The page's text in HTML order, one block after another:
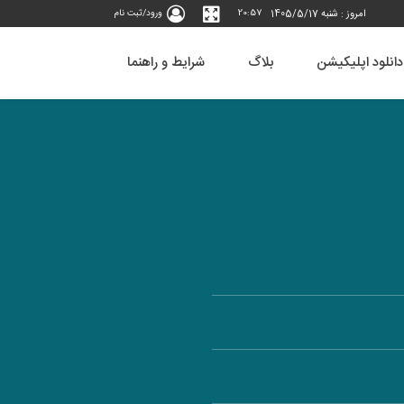
امروز : شنبه 1405/5/17 20:57 ورود/ثبت نام
دانلود اپلیکیشن بلاگ شرایط و راهنما